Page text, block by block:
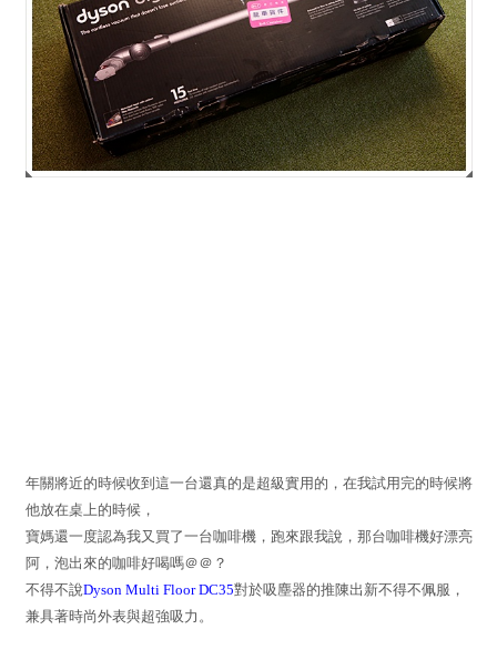
年關將近的時候收到這一台還真的是超級實用的，在我試用完的時候將
他放在桌上的時候，
寶媽還一度認為我又買了一台咖啡機，跑來跟我說，那台咖啡機好漂亮
阿，泡出來的咖啡好喝嗎＠＠？
不得不說Dyson Multi Floor DC35對於吸塵器的推陳出新不得不佩服，
兼具著時尚外表與超強吸力。